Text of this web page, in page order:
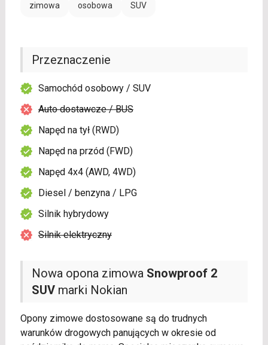
zimowa osobowa SUV
Nowa opona zimowa Snowproof 2
SUVmarki Nokian
Opony zimowe dostosowane są do trudnych
warunków drogowych panujących w okresie od
Przeznaczenie
Samochód osobowy / SUV
Auto dostawcze / BUS
Napęd na tył (RWD)
Napęd na przód (FWD)
Napęd 4x4 (AWD, 4WD)
Diesel / benzyna / LPG
Silnik hybrydowy
Silnik elektryczny